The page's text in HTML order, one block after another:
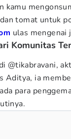
kamu
tomat untuk
ulas mengenai
Komunitas
@tikabravani,
Aditya, ia
para